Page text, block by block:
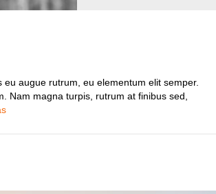
augue rutrum, eu elementum elit semper.
Nam magna turpis, rutrum at finibus sed,